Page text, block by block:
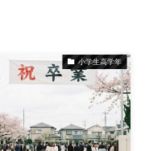
小学生高学年